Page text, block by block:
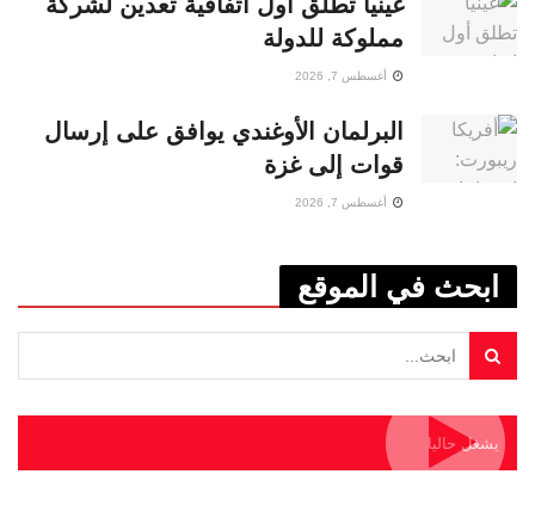
مملوكة للدولة
أغسطس 7, 2026
البرلمان الأوغندي يوافق على إرسال
قوات إلى غزة
أغسطس 7, 2026
ابحث في الموقع
يشغل حاليا